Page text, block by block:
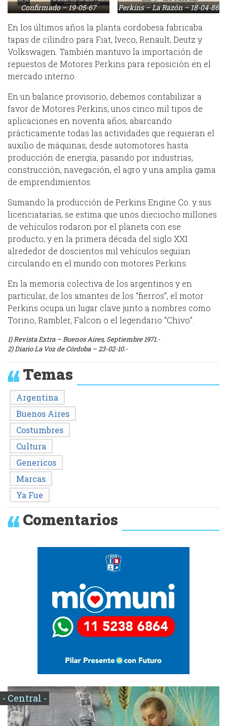
Confirmado – 19-05-67 Perkins – La Razón – 18-04-86
En los últimos años la planta cordobesa fabricaba
tapas de cilindro para Fiat, Iveco, Renault, Deutz y
Volkswagen. También mantuvo la importación de
repuestos de Motores Perkins para reposición en el
mercado interno.
En un balance provisorio, debemos contabilizar a
favor de Motores Perkins, unos cinco mil tipos de
aplicaciones en noventa años, abarcando
prácticamente todas las actividades que requieran el
auxilio de máquinas; desde automotores hasta
producción de energía, pasando por industrias,
construcción, navegación, el agro y una amplia gama
de emprendimientos.
Sumando la producción de Perkins Engine Co. y sus
licenciatarias, se estima que unos dieciocho millones
de vehículos rodaron por el planeta con ese
producto; y en la primera década del siglo XXI
alrededor de doscientos mil vehículos seguían
circulando en el mundo con motores Perkins.
En la memoria colectiva de los argentinos y en
particular, de los amantes de los “fierros”, el motor
Perkins ocupa un lugar clave junto a nombres como
Torino, Rambler, Falcon o el legendario “Chivo”.
1) Revista Extra – Buenos Aires, Septiembre 1971.-
2) Diario La Voz de Córdoba – 23-02-10.-
Temas
Argentina
Buenos Aires
Costumbres
Cultura
Genericos
Marcas
Ya Fue
Comentarios
- Central -